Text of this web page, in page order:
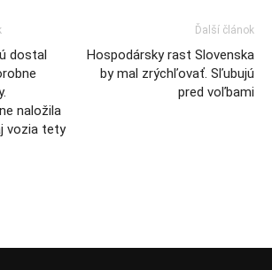
dostal
naložila
vozia tety
Ďalší článok
Hospodársky rast Slovenska
by mal zrýchľovať. Sľubujú
pred voľbami